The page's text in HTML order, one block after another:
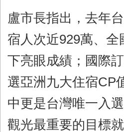
盧市長指出，去年
宿人次近929萬、全
下亮眼成績；國際
選亞洲九大住宿CP
中更是台灣唯一入
觀光最重要的目標